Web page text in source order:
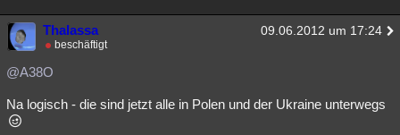
Thalassa 09.06.2012 um 17:24
beschäftigt
@A38O
Na logisch - die sind jetzt alle in Polen und der Ukraine unterwegs